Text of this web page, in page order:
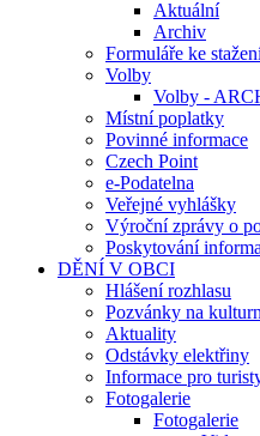
Aktuální
Archiv
Formuláře ke
Volby
Volby -
Místní poplatky
Povinné informace
Czech Point
e-Podatelna
Veřejné vyhlášky
Výroční zprávy o
Poskytování
DĚNÍ V OBCI
Hlášení rozhlasu
Pozvánky na
Aktuality
Odstávky elektřiny
Informace pro
Fotogalerie
Fotogalerie